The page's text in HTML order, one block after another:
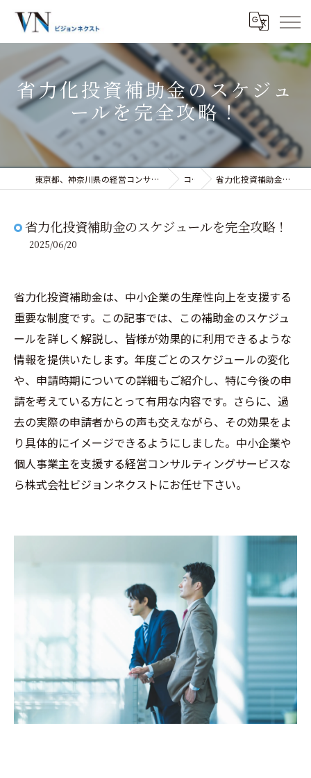
省力化投資補助金のスケジュ
ールを完全攻略！
東京都、神奈川県の経営コンサルティングなら株式会社ビジョンネクスト コラム 省力化投資補助金のスケジュールを完全攻略！
省力化投資補助金のスケジュールを完全攻略！
2025/06/20
省力化投資補助金は、中小企業の生産性向上を支援する
重要な制度です。この記事では、この補助金のスケジュ
ールを詳しく解説し、皆様が効果的に利用できるような
情報を提供いたします。年度ごとのスケジュールの変化
や、申請時期についての詳細もご紹介し、特に今後の申
請を考えている方にとって有用な内容です。さらに、過
去の実際の申請者からの声も交えながら、その効果をよ
り具体的にイメージできるようにしました。中小企業や
個人事業主を支援する経営コンサルティングサービスな
ら株式会社ビジョンネクストにお任せ下さい。